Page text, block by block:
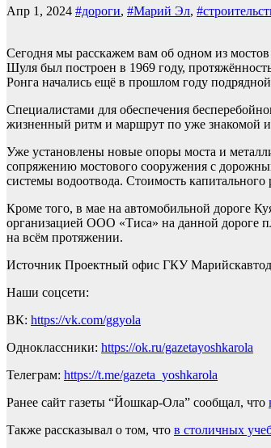
Апр 1, 2024 #дороги, #Марий Эл,
Сегодня мы расскажем вам об одном из
Шуля был построен в 1969 году,
Ронга начались ещё в прошлом году
Специалистами для обеспечения
жизненный ритм и маршрут по уже знакомой
Уже установлены новые опоры моста и
сопряжению мостового сооружения с
системы водоотвода. Стоимость
Кроме того, в мае на автомобильной дороге
организацией ООО «Тиса» на данной дороге
на всём протяжении.
Источник Проектный офис ГКУ
Наши соцсети:
ВК: https://vk.com/ggyola
Одноклассники: https://ok.ru/gazetayoshkarola
Телеграм: https://t.me/gazeta_yoshkarola
Ранее сайт газеты “Йошкар-Ола” сообщал, что
Также рассказывал о том, что в столичных